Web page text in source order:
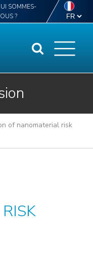
SOMMES-
?
of nanomaterial risk